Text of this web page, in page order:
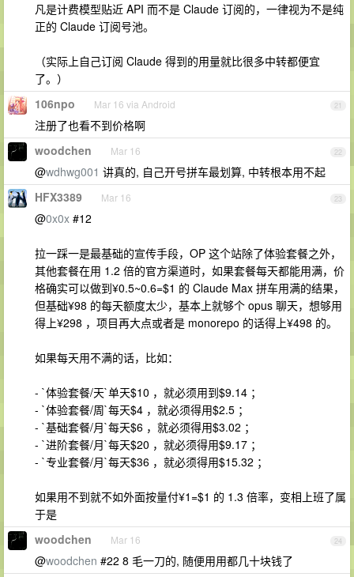
凡是计费模型贴近 API 而不是 Claude 订阅的，一律视为不是纯
正的 Claude 订阅号池。
（实际上自己订阅 Claude 得到的用量就比很多中转都便宜
了。）
21
106npo Mar 16 via Android
注册了也看不到价格啊
22
woodchen Mar 16
@wdhwg001 讲真的, 自己开号拼车最划算, 中转根本用不起
23
HFX3389 Mar 16
@0x0x #12
拉一踩一是最基础的宣传手段，OP 这个站除了体验套餐之外，
其他套餐在用 1.2 倍的官方渠道时，如果套餐每天都能用满，价
格确实可以做到¥0.5~0.6=$1 的 Claude Max 拼车用满的结果，
但基础¥98 的每天额度太少，基本上就够个 opus 聊天，想够用
得上¥298 ，项目再大点或者是 monorepo 的话得上¥498 的。
如果每天用不满的话，比如：
- `体验套餐/天`单天$10 ，就必须用到$9.14 ；
- `体验套餐/周`每天$4 ，就必须得用$2.5 ；
- `基础套餐/月`每天$6 ，就必须得用$3.02 ；
- `进阶套餐/月`每天$20 ，就必须得用$9.17 ；
- `专业套餐/月`每天$36 ，就必须得用$15.32 ；
如果用不到就不如外面按量付¥1=$1 的 1.3 倍率，变相上班了属
于是
24
woodchen Mar 16
@woodchen #22 8 毛一刀的, 随便用用都几十块钱了